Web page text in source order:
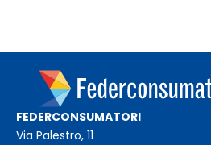
FEDERCONSUMATORI
Via Palestro, 11